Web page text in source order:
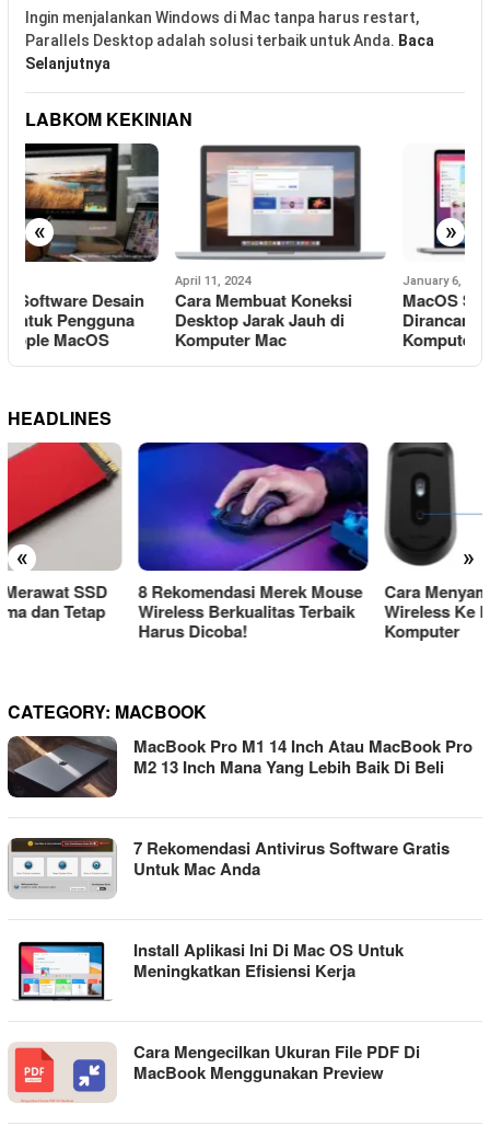
Ingin menjalankan Windows di Mac tanpa harus restart,
Parallels Desktop adalah solusi terbaik untuk Anda. Baca
Selanjutnya
LABKOM KEKINIAN
« »
Cara Membuat Koneksi
Desktop Jarak Jauh di
Komputer Mac
MacOS Sistem Operasi
Dirancang Eksklusif Untuk
Komputer Mac
HEADLINES
« »
8 Rekomendasi Merek Mouse
Wireless Berkualitas Terbaik
Cara Menyambungkan Mouse
Wireless Ke Laptop Atau
CATEGORY: MACBOOK
MacBook Pro M1 14 Inch Atau MacBook Pro
M2 13 Inch Mana Yang Lebih Baik Di Beli
7 Rekomendasi Antivirus Software Gratis
Untuk Mac Anda
Install Aplikasi Ini Di Mac OS Untuk
Meningkatkan Efisiensi Kerja
Cara Mengecilkan Ukuran File PDF Di
MacBook Menggunakan Preview